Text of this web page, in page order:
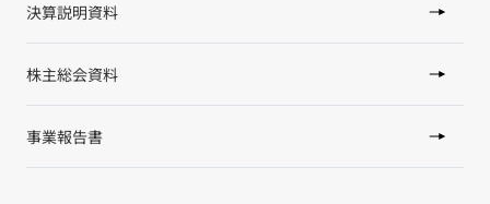
決算説明資料
株主総会資料
事業報告書